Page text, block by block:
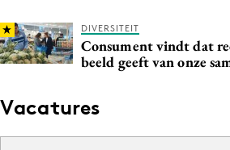
DIVERSITEIT
Consument vindt dat
beeld geeft van onze
Vacatures